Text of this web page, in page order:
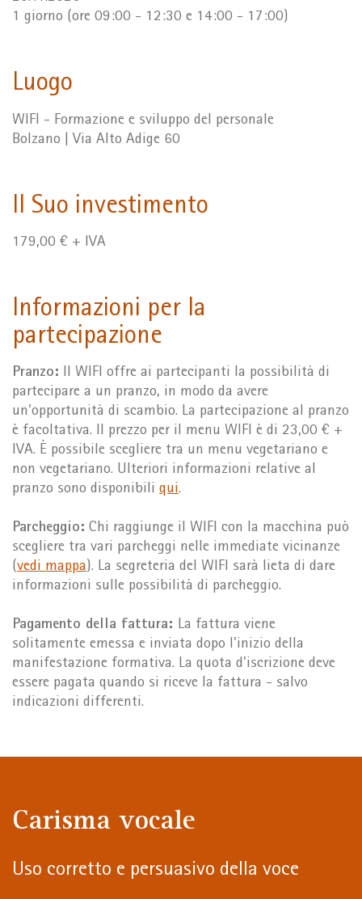
1 giorno (ore 09:00 - 12:30 e 14:00 - 17:00)
Luogo
WIFI - Formazione e sviluppo del personale
Bolzano | Via Alto Adige 60
Il Suo investimento
179,00 € + IVA
Informazioni per la
partecipazione
Pranzo: Il WIFI offre ai partecipanti la possibilità di
partecipare a un pranzo, in modo da avere
un'opportunità di scambio. La partecipazione al pranzo
è facoltativa. Il prezzo per il menu WIFI è di 23,00 € +
IVA. È possibile scegliere tra un menu vegetariano e
non vegetariano. Ulteriori informazioni relative al
pranzo sono disponibili qui.
Parcheggio: Chi raggiunge il WIFI con la macchina può
scegliere tra vari parcheggi nelle immediate vicinanze
(vedi mappa). La segreteria del WIFI sarà lieta di dare
informazioni sulle possibilità di parcheggio.
Pagamento della fattura: La fattura viene
solitamente emessa e inviata dopo l'inizio della
manifestazione formativa. La quota d'iscrizione deve
essere pagata quando si riceve la fattura - salvo
indicazioni differenti.
Carisma vocale
Uso corretto e persuasivo della voce